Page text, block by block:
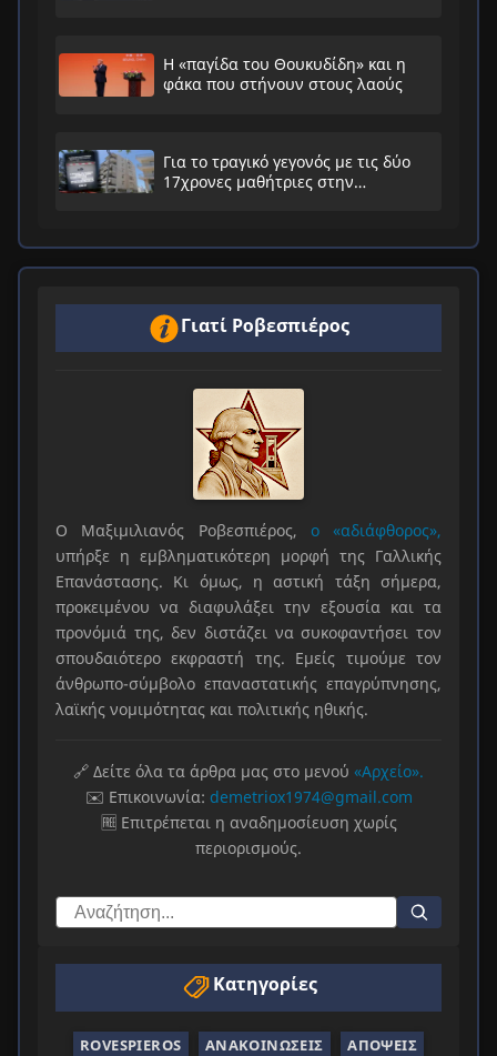
Η «παγίδα του Θουκυδίδη» και η
φάκα που στήνουν στους λαούς
Για το τραγικό γεγονός με τις δύο
17χρονες μαθήτριες στην
Γιατί Ροβεσπιέρος
Ο Μαξιμιλιανός Ροβεσπιέρος, ο «αδιάφθορος»,
υπήρξε η εμβληματικότερη μορφή της Γαλλικής
Επανάστασης. Κι όμως, η αστική τάξη σήμερα,
προκειμένου να διαφυλάξει την εξουσία και τα
προνόμιά της, δεν διστάζει να συκοφαντήσει τον
σπουδαιότερο εκφραστή της. Εμείς τιμούμε τον
άνθρωπο-σύμβολο επαναστατικής επαγρύπνησης,
λαϊκής νομιμότητας και πολιτικής ηθικής.
🔗 Δείτε όλα τα άρθρα μας στο μενού «Αρχείο».
✉️ Επικοινωνία: demetriox1974@gmail.com
🆓 Επιτρέπεται η αναδημοσίευση χωρίς
περιορισμούς.
Κατηγορίες
ROVESPIEROS ΑΝΑΚΟΙΝΏΣΕΙΣ
ΑΠΌΨΕΙΣ